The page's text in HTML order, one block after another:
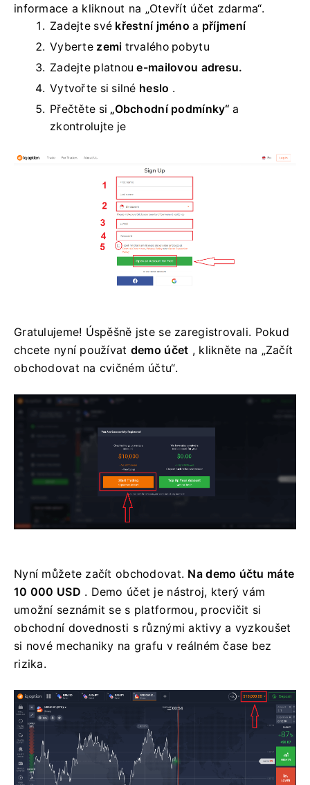
informace a kliknout na „Otevřít účet zdarma“.
Zadejte své křestní jméno a příjmení
Vyberte zemi trvalého pobytu
Zadejte platnoue-mailovou adresu.
Vytvořte si silné heslo .
Přečtěte si „Obchodní podmínky“ a
zkontrolujte je
Gratulujeme! Úspěšně jste se zaregistrovali. Pokud
chcete nyní používat demo účet , klikněte na „Začít
obchodovat na cvičném účtu“.
Nyní můžete začít obchodovat. Na demo účtu máte
10 000 USD . Demo účet je nástroj, který vám
umožní seznámit se s platformou, procvičit si
obchodní dovednosti s různými aktivy a vyzkoušet
si nové mechaniky na grafu v reálném čase bez
rizika.